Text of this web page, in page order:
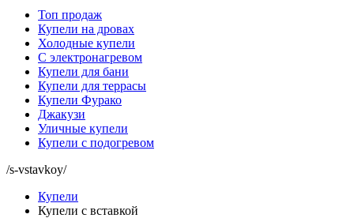
Топ продаж
Купели на дровах
Холодные купели
С электронагревом
Купели для бани
Купели для террасы
Купели Фурако
Джакузи
Уличные купели
Купели с подогревом
/s-vstavkoy/
Купели
Купели с вставкой